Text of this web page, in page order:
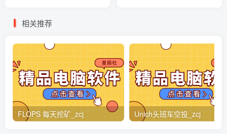
相关推荐
FLOPS 每天挖矿_zcj Unich头班车空投_zcj